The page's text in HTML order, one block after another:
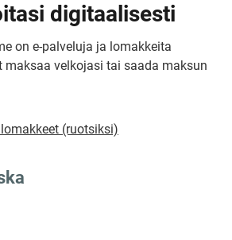
digitaalisesti
on e-palveluja ja lomakkeita
maksaa velkojasi tai saada maksun
(ruotsiksi)